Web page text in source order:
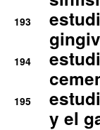
193
194
195
y el